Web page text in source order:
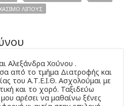
ΛΊΠΟΥΣ
Αλεξάνδρα Χούνου .
από το τμήμα Διατροφής και
του Α.Τ.Ε.Ι.Θ. Ασχολούμαι με
και το χορό. Ταξιδεύω
αρέσει να μαθαίνω ξένες